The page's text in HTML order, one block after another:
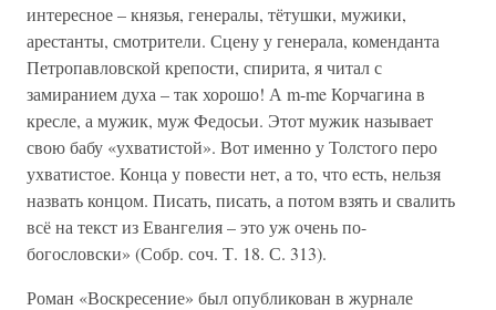
интересное – князья, генералы, тётушки, мужики,
арестанты, смотрители. Сцену у генерала, коменданта
Петропавловской крепости, спирита, я читал с
замиранием духа – так хорошо! А m-me Корчагина в
кресле, а мужик, муж Федосьи. Этот мужик называет
свою бабу «ухватистой». Вот именно у Толстого перо
ухватистое. Конца у повести нет, а то, что есть, нельзя
назвать концом. Писать, писать, а потом взять и свалить
всё на текст из Евангелия – это уж очень по-
богословски» (Собр. соч. Т. 18. С. 313).
Роман «Воскресение» был опубликован в журнале